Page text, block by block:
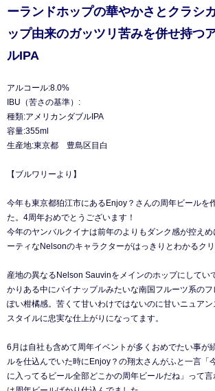
ーランドホップの華やかさとクラシ
ップ由来のガッツリ苦みを併せ持つ
ルIPA
アルコール:8.0%
IBU（苦さの基準）:
種類:アメリカンダブルIPA
容量:355ml
生産地:東京都 豊島区目白
【ブルワリーより】
今年も東京都狛江市にあるEnjoy？さんの周年ビールを
た。4周年おめでとうございます！
今年のヤンバルクイナは前年のよりもダンク感が控え
ーティなNelsonのキャラクターがはっきりとわかるクリ
産地の異なるNelson Sauvinをメインのホップにしてい
かりある中にパイナップルみたいな南国フルーツ系の
ぽい柑橘感。苦くて甘いわけではないのに甘いニュアン
スタイルに忠実な仕上がりになってます。
6月は自社も含めて周年イベントが多くおめでたい事が
ルを仕込んでいた時にEnjoy？の翔太さんがふと一言「
に入ってるビール全部どこかの周年ビールだね」って